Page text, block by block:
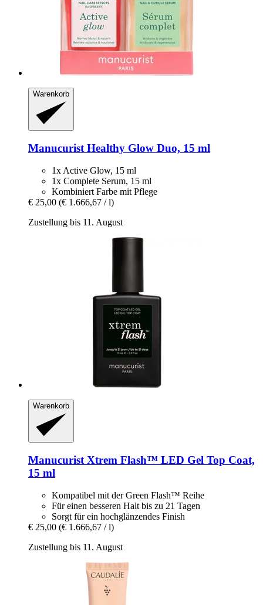
Warenkorb
Manucurist Healthy Glow Duo, 15 ml
1x Active Glow, 15 ml
1x Complete Serum, 15 ml
Kombiniert Farbe mit Pflege
€ 25,00 (€ 1.666,67 / l)
Zustellung bis 11. August
Warenkorb
Manucurist Xtrem Flash™ LED Gel Top Coat,
15 ml
Kompatibel mit der Green Flash™ Reihe
Für einen besseren Halt bis zu 21 Tagen
Sorgt für ein hochglänzendes Finish
€ 25,00 (€ 1.666,67 / l)
Zustellung bis 11. August